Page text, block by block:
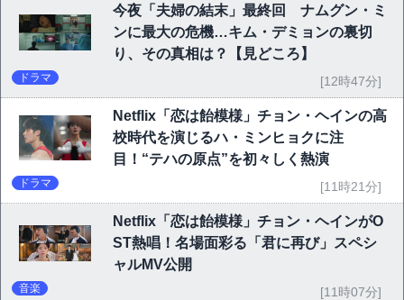
今夜「夫婦の結末」最終回 ナムグン・ミ
ンに最大の危機…キム・デミョンの裏切
り、その真相は？【見どころ】
ドラマ [12時47分]
Netflix「恋は飴模様」チョン・ヘインの高
校時代を演じるハ・ミンヒョクに注
目！“テハの原点”を初々しく熱演
ドラマ [11時21分]
Netflix「恋は飴模様」チョン・ヘインがO
ST熱唱！名場面彩る「君に再び」スペシ
ャルMV公開
音楽 [11時07分]